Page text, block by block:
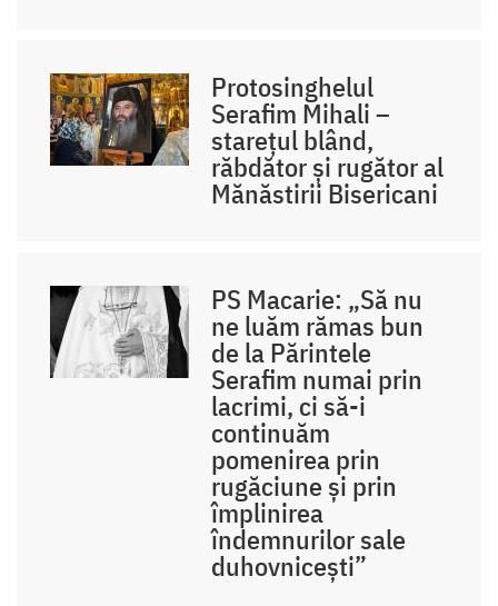
Protosinghelul
Serafim Mihali –
starețul blând,
răbdător și rugător al
Mănăstirii Bisericani
PS Macarie: „Să nu
ne luăm rămas bun
de la Părintele
Serafim numai prin
lacrimi, ci să-i
continuăm
pomenirea prin
rugăciune și prin
împlinirea
îndemnurilor sale
duhovnicești”